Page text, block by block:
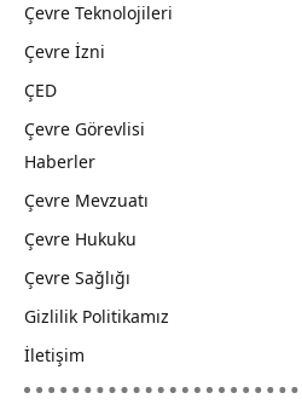
Çevre Teknolojileri
Çevre İzni
ÇED
Çevre Görevlisi
Haberler
Çevre Mevzuatı
Çevre Hukuku
Çevre Sağlığı
Gizlilik Politikamız
İletişim